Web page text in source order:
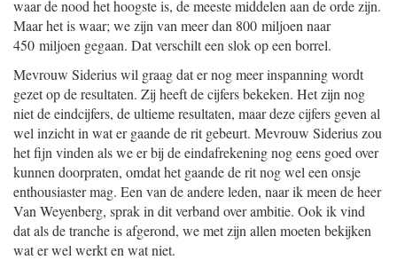
waar de nood het hoogste is, de meeste middelen aan de orde zijn.
Maar het is waar; we zijn van meer dan 800 miljoen naar
450 miljoen gegaan. Dat verschilt een slok op een borrel.
Mevrouw Siderius wil graag dat er nog meer inspanning wordt
gezet op de resultaten. Zij heeft de cijfers bekeken. Het zijn nog
niet de eindcijfers, de ultieme resultaten, maar deze cijfers geven al
wel inzicht in wat er gaande de rit gebeurt. Mevrouw Siderius zou
het fijn vinden als we er bij de eindafrekening nog eens goed over
kunnen doorpraten, omdat het gaande de rit nog wel een onsje
enthousiaster mag. Een van de andere leden, naar ik meen de heer
Van Weyenberg, sprak in dit verband over ambitie. Ook ik vind
dat als de tranche is afgerond, we met zijn allen moeten bekijken
wat er wel werkt en wat niet.